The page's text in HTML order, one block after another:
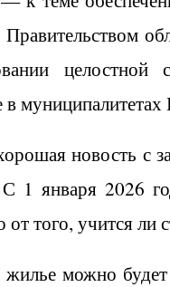
в
новость с
1 января 2026
от того, учится
можно